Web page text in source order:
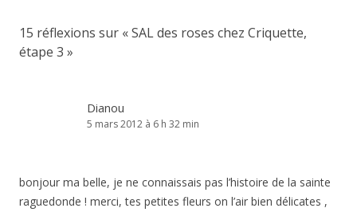
15 réflexions sur «SAL des roses chez Criquette,
étape 3 »
Dianou
5 mars 2012 à 6 h 32 min
bonjour ma belle, je ne connaissais pas l’histoire de la sainte
raguedonde ! merci, tes petites fleurs on l’air bien délicates ,